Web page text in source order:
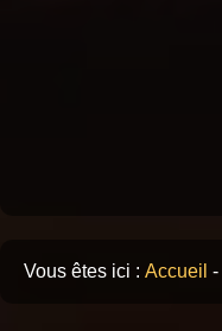
Vous êtes ici : Accueil -